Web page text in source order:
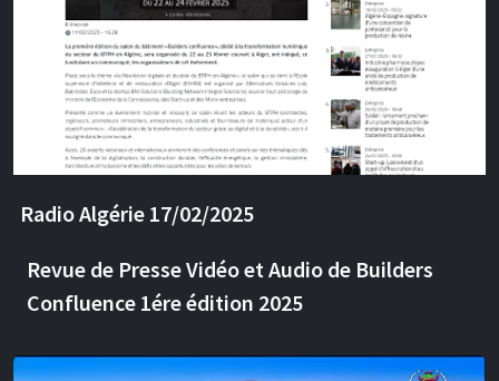
Radio Algérie 17/02/2025
Revue de Presse Vidéo et Audio de Builders
Confluence 1ére édition 2025